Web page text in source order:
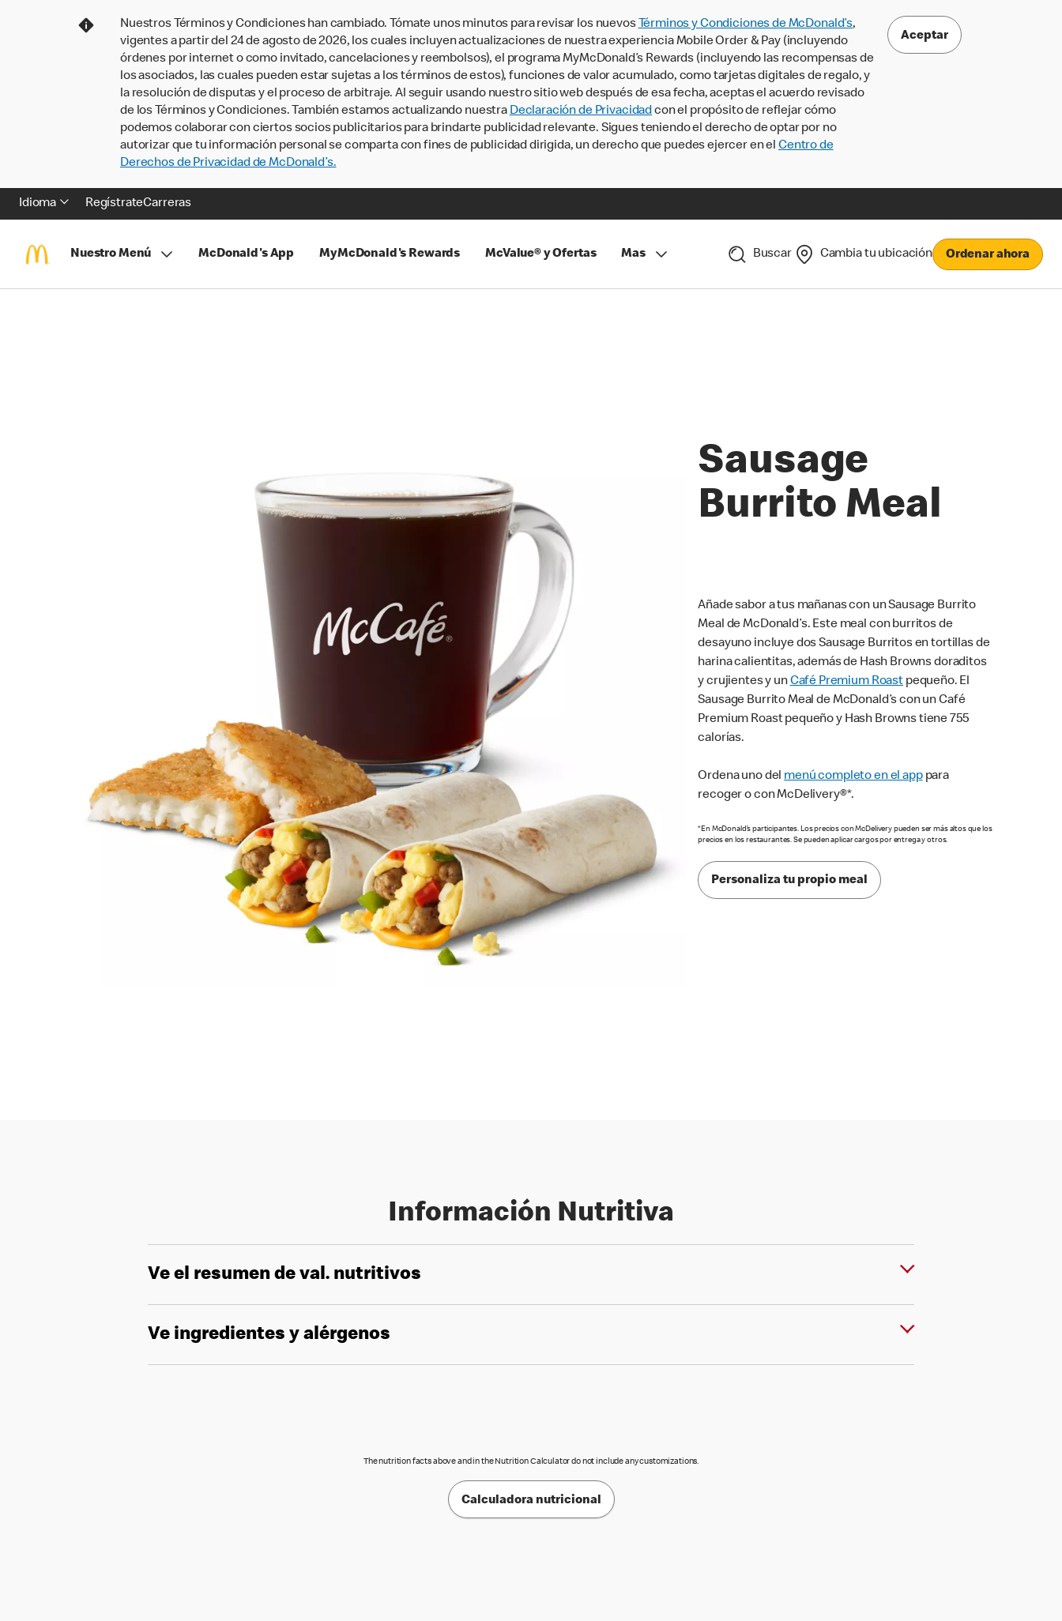
Nuestros Términos y Condiciones han cambiado. Tómate unos minutos para revisar los nuevos Términos y Condiciones de McDonald’s,
vigentes a partir del 24 de agosto de 2026, los cuales incluyen actualizaciones de nuestra experiencia Mobile Order & Pay (incluyendo
órdenes por internet o como invitado, cancelaciones y reembolsos), el programa MyMcDonald’s Rewards (incluyendo las recompensas de
los asociados, las cuales pueden estar sujetas a los términos de estos), funciones de valor acumulado, como tarjetas digitales de regalo, y
la resolución de disputas y el proceso de arbitraje. Al seguir usando nuestro sitio web después de esa fecha, aceptas el acuerdo revisado
de los Términos y Condiciones. También estamos actualizando nuestra Declaración de Privacidadcon el propósito de reflejar cómo
podemos colaborar con ciertos socios publicitarios para brindarte publicidad relevante. Sigues teniendo el derecho de optar por no
autorizar que tu información personal se comparta con fines de publicidad dirigida, un derecho que puedes ejercer en el Centro de
Derechos de Privacidad de McDonald’s.
Aceptar
Idioma RegístrateCarreras
Nuestro Menú McDonald's App MyMcDonald's Rewards McValue® y Ofertas Mas Buscar Cambia tu ubicación Ordenar ahora
Sausage
Burrito Meal
Añade sabor a tus mañanas con un Sausage Burrito
Meal de McDonald’s. Este meal con burritos de
desayuno incluye dos Sausage Burritos en tortillas de
harina calientitas, además de Hash Browns doraditos
y crujientes y unCafé Premium Roastpequeño. El
Sausage Burrito Meal de McDonald’s con un Café
Premium Roast pequeño y Hash Browns tiene 755
calorías.
Ordena uno del menú completo en el apppara
recoger o con McDelivery®*.
*En McDonald’s participantes. Los precios con McDelivery pueden ser más altos que los
precios en los restaurantes. Se pueden aplicar cargos por entrega y otros.
Personaliza tu propio meal
Información Nutritiva
Ve el resumen de val. nutritivos
Ve ingredientes y alérgenos
The nutrition facts above and in the Nutrition Calculator do not include any customizations.
Calculadora nutricional